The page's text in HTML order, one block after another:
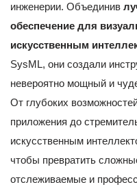
инженерии. Объединив
обеспечение для
искусственным
SysML, они создали
невероятно мощный и
От глубоких
приложения до
искусственным
чтобы превратить
отслеживаемые и